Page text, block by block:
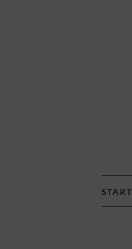
START